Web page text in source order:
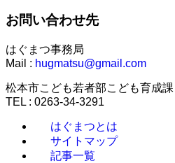
お問い合わせ先
はぐまつ事務局
Mail : hugmatsu@gmail.com
松本市こども若者部こども育成課
TEL : 0263-34-3291
はぐまつとは
サイトマップ
記事一覧